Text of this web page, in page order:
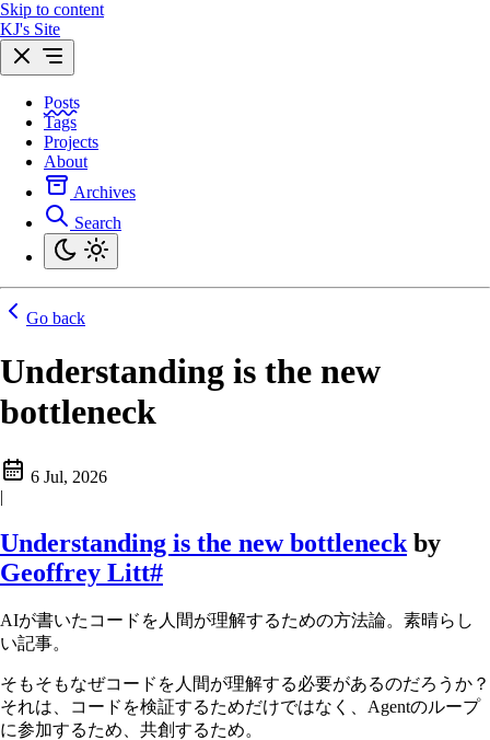
Skip to content
KJ's Site
Posts
Tags
Projects
About
Archives
Search
Go back
Understanding is the new
bottleneck
6 Jul, 2026
|
Understanding is the new bottleneck by
Geoffrey Litt#
AIが書いたコードを人間が理解するための方法論。素晴らし
い記事。
そもそもなぜコードを人間が理解する必要があるのだろうか？
それは、コードを検証するためだけではなく、Agentのループ
に参加するため、共創するため。